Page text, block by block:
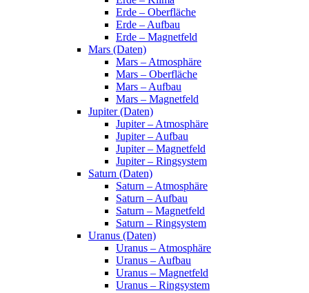
Erde – Oberfläche
Erde – Aufbau
Erde – Magnetfeld
Mars (Daten)
Mars – Atmosphäre
Mars – Oberfläche
Mars – Aufbau
Mars – Magnetfeld
Jupiter (Daten)
Jupiter – Atmosphäre
Jupiter – Aufbau
Jupiter – Magnetfeld
Jupiter – Ringsystem
Saturn (Daten)
Saturn – Atmosphäre
Saturn – Aufbau
Saturn – Magnetfeld
Saturn – Ringsystem
Uranus (Daten)
Uranus – Atmosphäre
Uranus – Aufbau
Uranus – Magnetfeld
Uranus – Ringsystem